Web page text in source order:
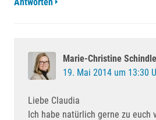
Marie-Christine
19. Mai 2014 um 13:30
Liebe Claudia
Ich habe natürlich gerne zu euch